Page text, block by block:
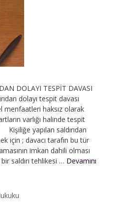
DOLAYI TESPİT DAVASI
dolayı tespit davası
menfaatleri haksız olarak
varlığı halinde tespit
yapılan saldırıdan
için ; davacı tarafın bu tür
imkan dahili olması
saldırı tehlikesi … Devamını